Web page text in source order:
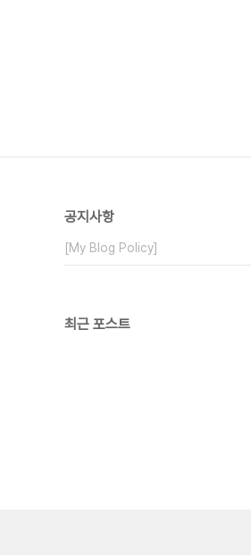
공지사항
[My Blog Policy]
최근 포스트